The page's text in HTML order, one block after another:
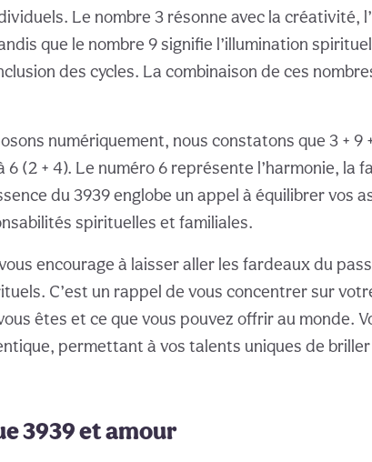
Le nombre 3 résonne avec la créativité,
que le nombre 9 signifie l’illumination
des cycles. La combinaison de ces
numériquement, nous constatons que 3 + 9
6 (2 + 4). Le numéro 6 représente l’harmonie, la
du 3939 englobe un appel à équilibrer vos
spirituelles et familiales.
encourage à laisser aller les fardeaux du
C’est un rappel de vous concentrer sur
êtes et ce que vous pouvez offrir au monde.
permettant à vos talents uniques de
3939 et amour